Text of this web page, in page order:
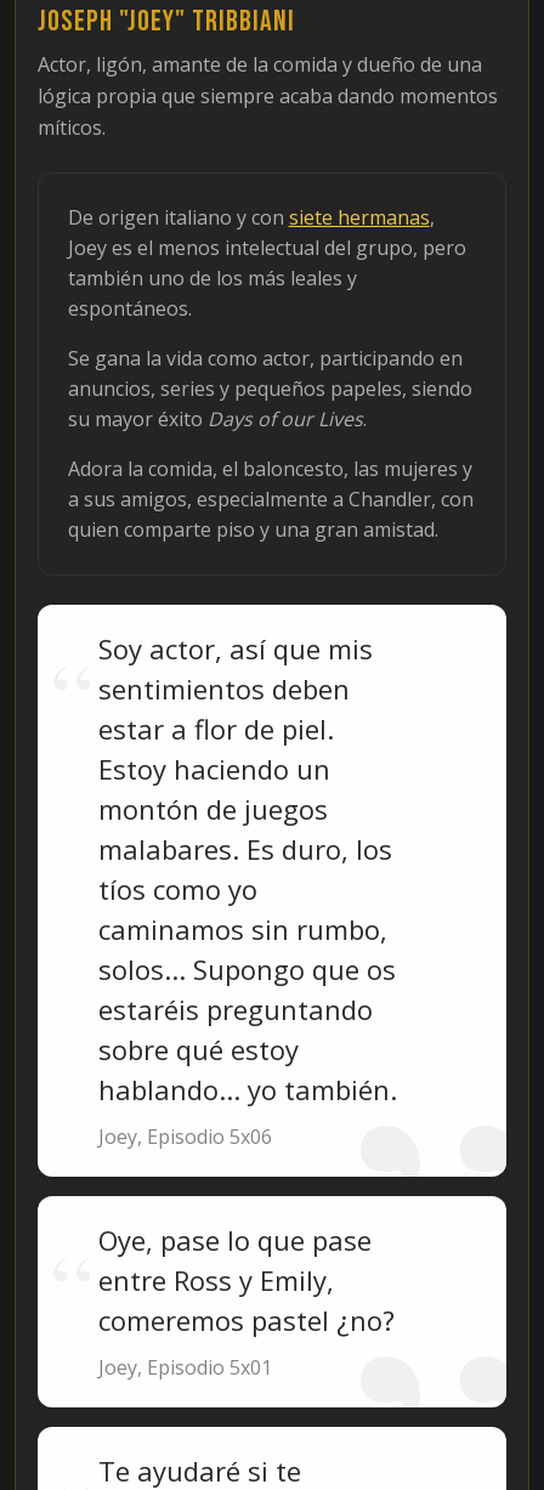
Joseph "Joey" Tribbiani
Actor, ligón, amante de la comida y dueño de una
lógica propia que siempre acaba dando momentos
míticos.
De origen italiano y con siete hermanas,
Joey es el menos intelectual del grupo, pero
también uno de los más leales y
espontáneos.
Se gana la vida como actor, participando en
anuncios, series y pequeños papeles, siendo
su mayor éxito Days of our Lives.
Adora la comida, el baloncesto, las mujeres y
a sus amigos, especialmente a Chandler, con
quien comparte piso y una gran amistad.
Soy actor, así que mis
sentimientos deben
estar a flor de piel.
Estoy haciendo un
montón de juegos
malabares. Es duro, los
tíos como yo
caminamos sin rumbo,
solos... Supongo que os
estaréis preguntando
sobre qué estoy
hablando... yo también.
Joey, Episodio 5x06
Oye, pase lo que pase
entre Ross y Emily,
comeremos pastel ¿no?
Joey, Episodio 5x01
Te ayudaré si te